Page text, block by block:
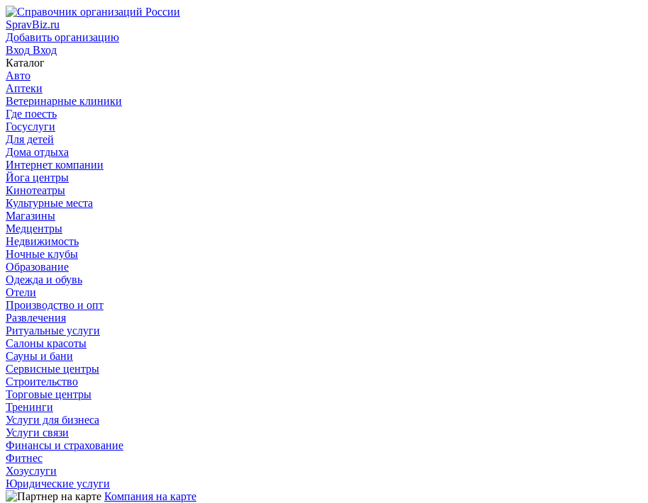
SpravBiz.ru
Добавить организацию
Вход Вход
Каталог
Авто
Аптеки
Ветеринарные клиники
Где поесть
Госуслуги
Для детей
Дома отдыха
Интернет компании
Йога центры
Кинотеатры
Культурные места
Магазины
Медцентры
Недвижимость
Ночные клубы
Образование
Одежда и обувь
Отели
Производство и опт
Развлечения
Ритуальные услуги
Салоны красоты
Сауны и бани
Сервисные центры
Строительство
Торговые центры
Тренинги
Услуги для бизнеса
Услуги связи
Финансы и страхование
Фитнес
Хозуслуги
Юридические услуги
Компания на карте